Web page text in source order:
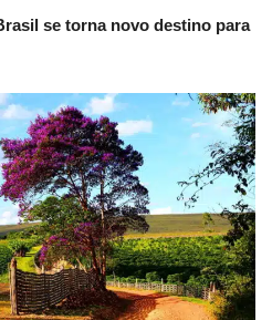
se torna novo destino para